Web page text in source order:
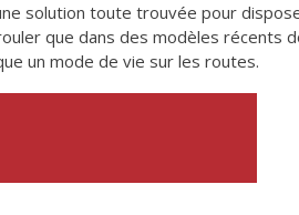
solution toute trouvée pour
que dans des modèles récents
un mode de vie sur les routes.